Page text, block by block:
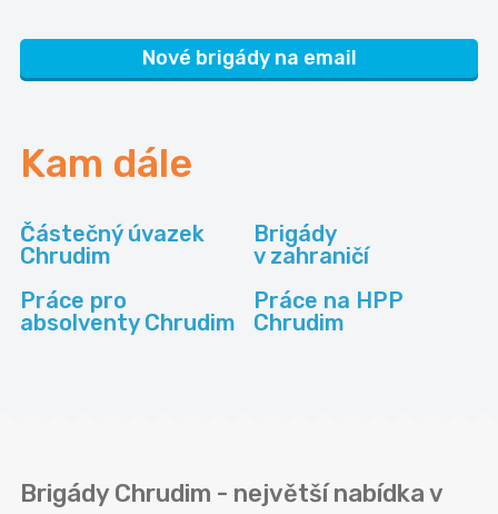
Nové brigády na email
Kam dále
Částečný úvazek
Chrudim
Brigády
v zahraničí
Práce pro
absolventy Chrudim
Práce na HPP
Chrudim
Brigády Chrudim - největší nabídka v